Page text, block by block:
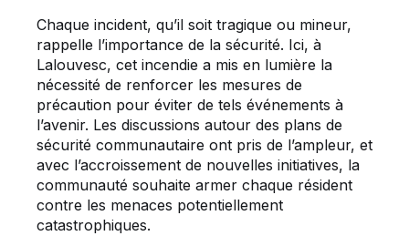
Chaque incident, qu’il soit tragique ou mineur,
rappelle l’importance de la sécurité. Ici, à
Lalouvesc, cet incendie a mis en lumière la
nécessité de renforcer les mesures de
précaution pour éviter de tels événements à
l’avenir. Les discussions autour des plans de
sécurité communautaire ont pris de l’ampleur, et
avec l’accroissement de nouvelles initiatives, la
communauté souhaite armer chaque résident
contre les menaces potentiellement
catastrophiques.